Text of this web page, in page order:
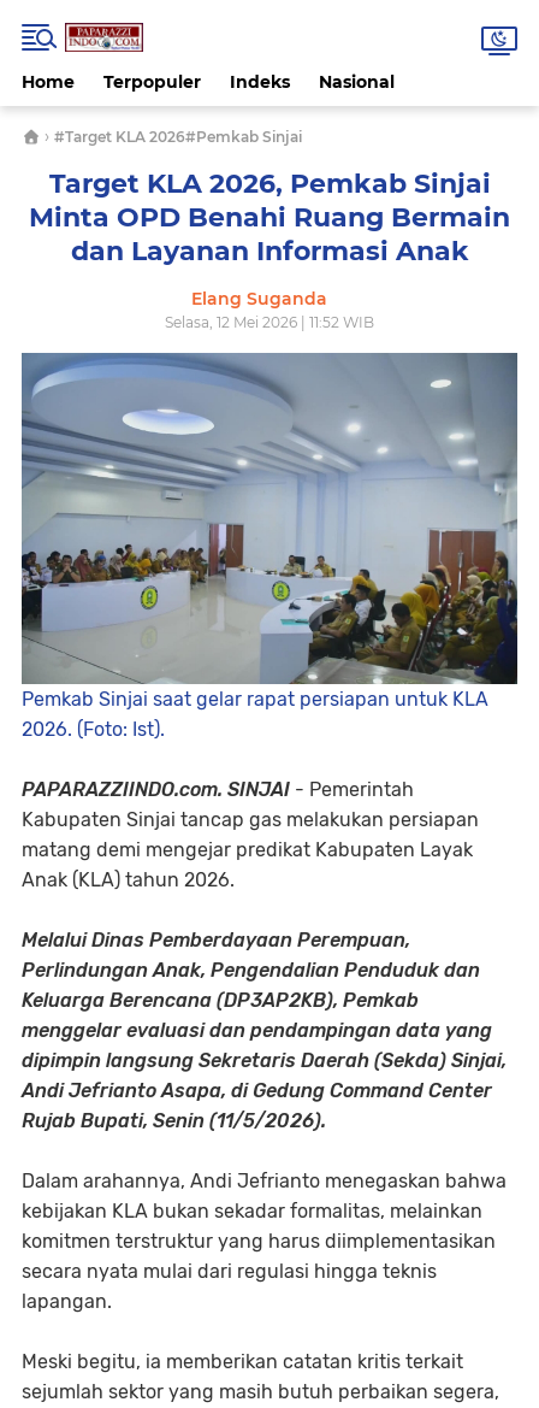
Home Terpopuler Indeks Nasional
› #Target KLA 2026#Pemkab Sinjai
Target KLA 2026, Pemkab Sinjai
Minta OPD Benahi Ruang Bermain
dan Layanan Informasi Anak
Elang Suganda
Selasa, 12 Mei 2026 | 11:52 WIB
Pemkab Sinjai saat gelar rapat persiapan untuk KLA
2026. (Foto: Ist).
PAPARAZZIINDO.com. SINJAI - Pemerintah
Kabupaten Sinjai tancap gas melakukan persiapan
matang demi mengejar predikat Kabupaten Layak
Anak (KLA) tahun 2026.
Melalui Dinas Pemberdayaan Perempuan,
Perlindungan Anak, Pengendalian Penduduk dan
Keluarga Berencana (DP3AP2KB), Pemkab
menggelar evaluasi dan pendampingan data yang
dipimpin langsung Sekretaris Daerah (Sekda) Sinjai,
Andi Jefrianto Asapa, di Gedung Command Center
Rujab Bupati, Senin (11/5/2026).
Dalam arahannya, Andi Jefrianto menegaskan bahwa
kebijakan KLA bukan sekadar formalitas, melainkan
komitmen terstruktur yang harus diimplementasikan
secara nyata mulai dari regulasi hingga teknis
lapangan.
Meski begitu, ia memberikan catatan kritis terkait
sejumlah sektor yang masih butuh perbaikan segera,